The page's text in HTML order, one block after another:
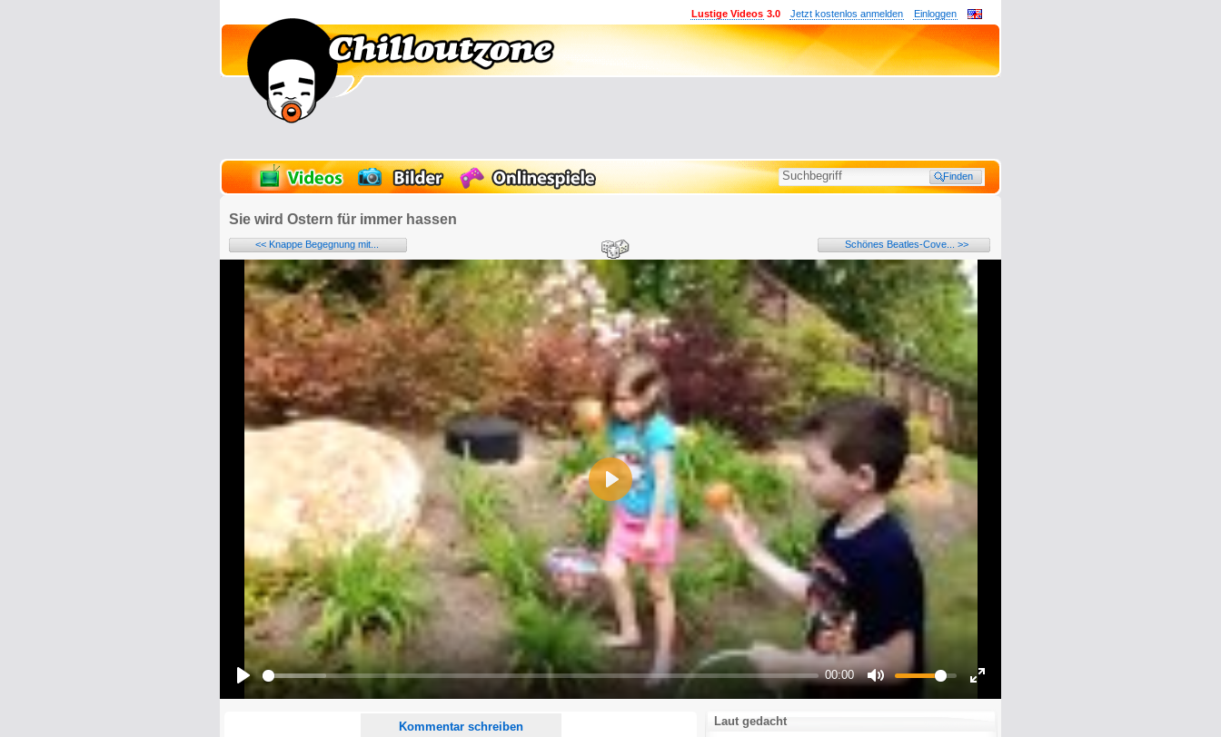
Einloggen
Jetzt kostenlos anmelden
Lustige Videos 3.0
Sie wird Ostern für immer hassen
<< Knappe Begegnung mit... Schönes Beatles-Cove... >>
Play
00:00
Play
Kommentar schreiben
E-Mail-Adresse (optional):
Alle HTML-Tags außer <br>, <strike> und <i> werden aus Deinem Kommentar entfernt.
URLs werden automatisch umgewandelt. Bitte verwende "www." oder "http://" in URLs
Ich möchte eine E-Mail, wenn zu meinem Kommentar Antworten erscheinen.
Ich möchte eine E-Mail, wenn auf dieser Seite weitere Kommentare erscheinen.
Laut gedacht